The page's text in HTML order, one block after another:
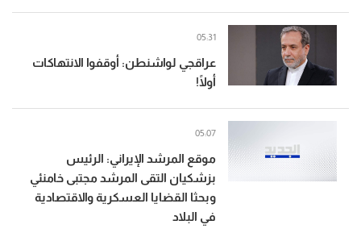
عراقجي لواشنطن: أوقفوا الانتهاكات
أولًا!
05:31
موقع المرشد الإيراني: الرئيس
بزشكيان التقى المرشد مجتبى خامنئي
وبحثا القضايا العسكرية والاقتصادية
في البلاد
05:07